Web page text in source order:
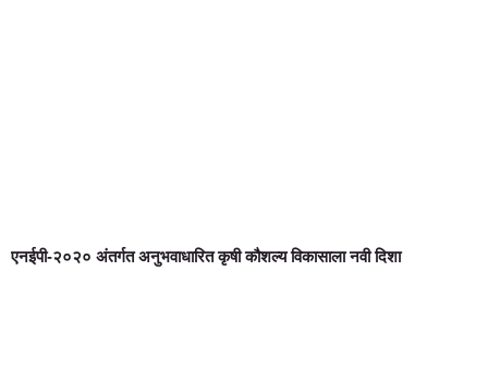
एनईपी-२०२० अंतर्गत अनुभवाधारित कृषी कौशल्य विकासाला नवी दिशा